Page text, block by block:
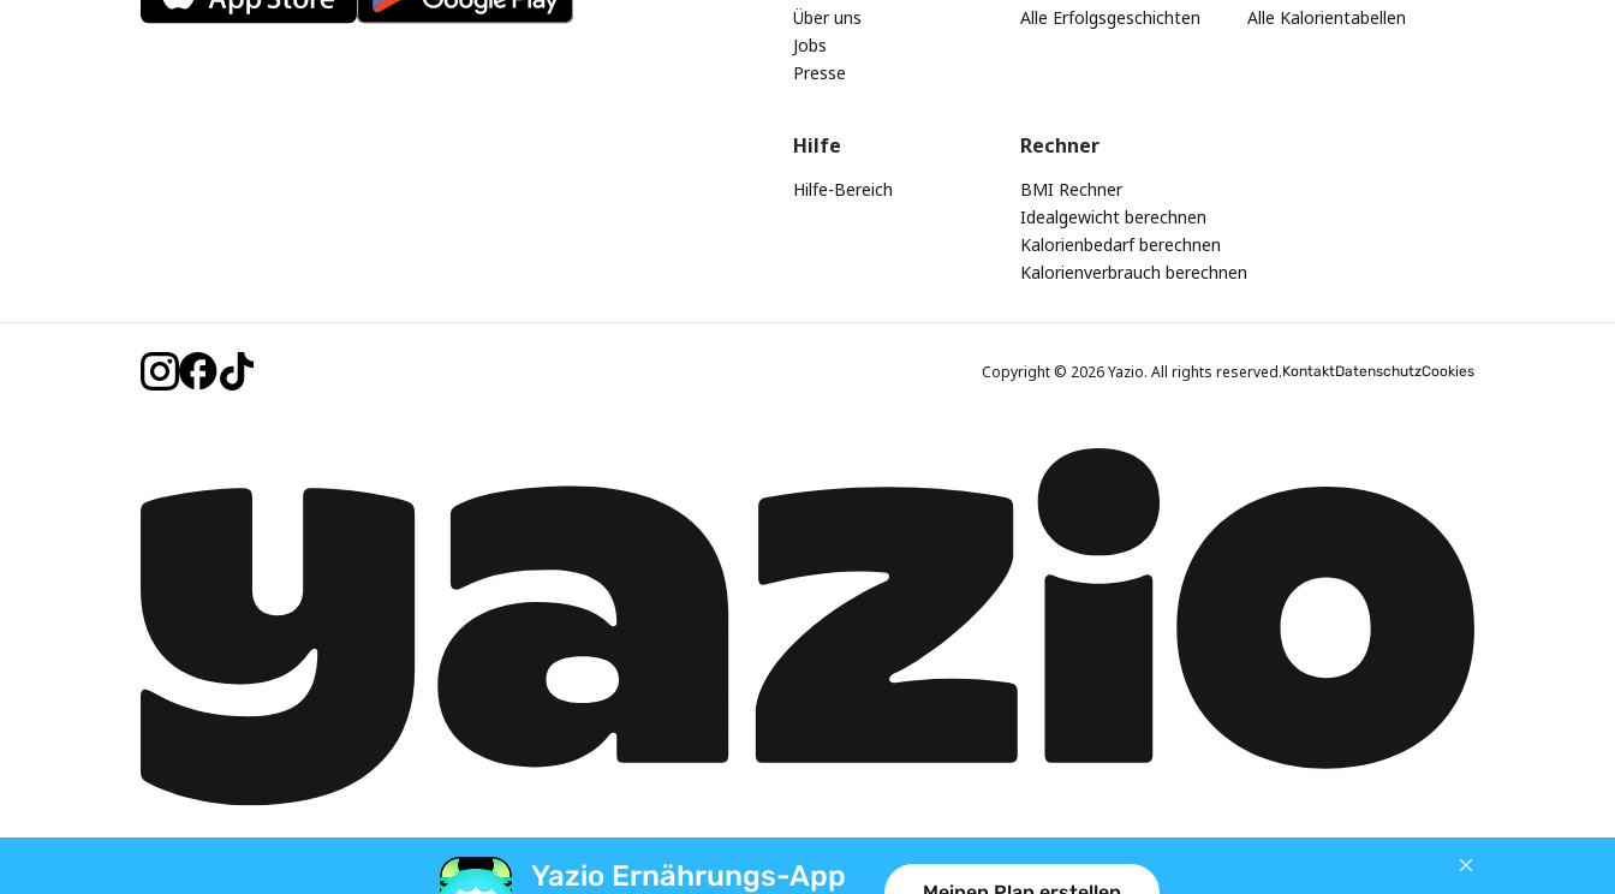
Über uns
Jobs
Presse
Alle Erfolgsgeschichten Alle Kalorientabellen
Hilfe
Hilfe-Bereich
Rechner
BMI Rechner
Idealgewicht berechnen
Kalorienbedarf berechnen
Kalorienverbrauch berechnen
Copyright © 2026 Yazio. All rights reserved.KontaktDatenschutzCookies
Yazio Ernährungs-App